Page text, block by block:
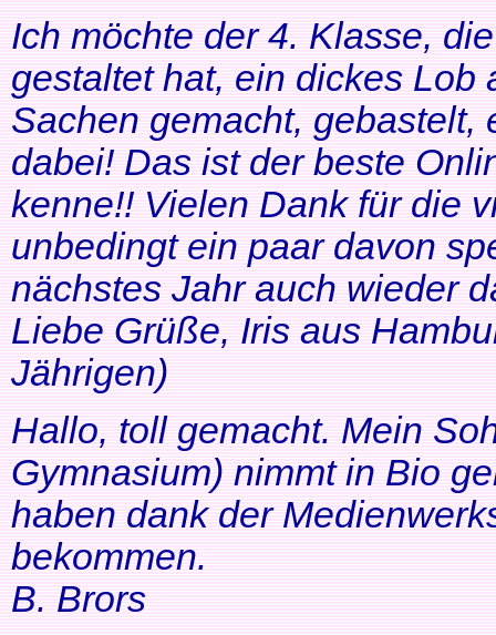
Ich möchte der 4. Klasse,
gestaltet hat, ein dickes Lob
Sachen gemacht, gebastelt,
dabei! Das ist der beste
kenne!! Vielen Dank für die
unbedingt ein paar davon
nächstes Jahr auch wieder
Liebe Grüße, Iris aus
Jährigen)
Hallo, toll gemacht. Mein
Gymnasium) nimmt in Bio
haben dank der
bekommen.
B. Brors